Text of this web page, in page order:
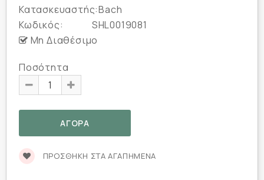
Κατασκευαστής:Bach
Κωδικός:
SHL0019081
Μη Διαθέσιμο
Ποσότητα
ΠΡΟΣΘΉΚΗ ΣΤΑ ΑΓΑΠΗΜΈΝΑ